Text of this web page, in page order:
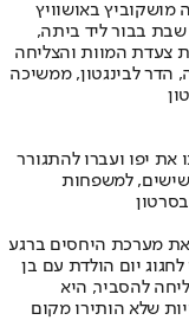
באושוויץ
שבת בבור ליד ביתה,
צעדת המוות והצליחה
בגיל 96, הנכדה שלה, הדר לבינגטון, ממשיכה
את יפו ועברו להתגורר
למשפחות
את מערכת היחסים ברגע
יום הולדת עם בן
להסביר, היא
שלא הותירו מקום